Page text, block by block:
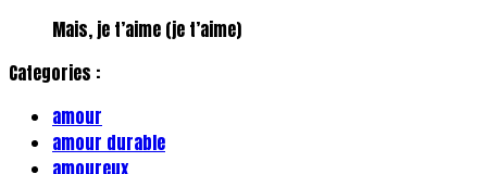
Mais, je t’aime (je t’aime)
Categories :
amour
amour durable
amoureux